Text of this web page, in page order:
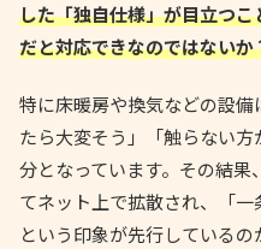
した「独自仕様」が目立つ
だと対応できなのではない
特に床暖房や換気などの設
たら大変そう」「触らない
分となっています。その結
てネット上で拡散され、「一
という印象が先行しているの